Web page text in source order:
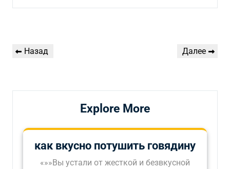
по
Предыдущая
Назад
Следующая
Далее
Explore More
как вкусно потушить говядину
«»»Вы устали от жесткой и безвкусной